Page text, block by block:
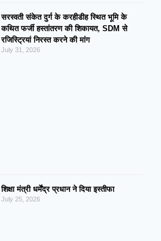
सरस्वती संकेत दुर्ग के करहीडीह स्थित भूमि के
कथित फर्जी हस्तांतरण की शिकायत, SDM से
रजिस्ट्रियां निरस्त करने की मांग
July 31, 2026
शिक्षा मंत्री धर्मेंद्र प्रधान ने दिया इस्तीफा
July 25, 2026